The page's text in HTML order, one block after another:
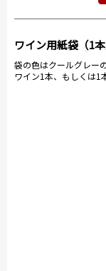
ワイン用紙袋（1本
袋の色はクールグレー
ワイン1本、もしくは1